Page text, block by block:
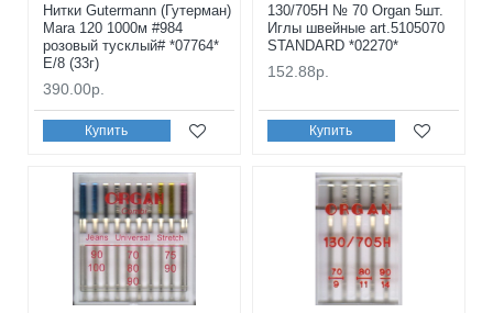
Нитки Gutermann (Гутерман)
Mara 120 1000м #984
розовый тусклый# *07764*
E/8 (33г)
390.00р.
Купить
130/705H № 70 Organ 5шт.
Иглы швейные art.5105070
STANDARD *02270*
152.88р.
Купить